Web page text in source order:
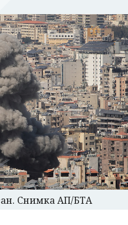
Снимка АП/БТА